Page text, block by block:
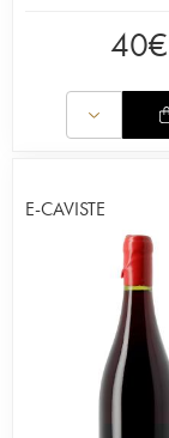
40€
E-CAVISTE